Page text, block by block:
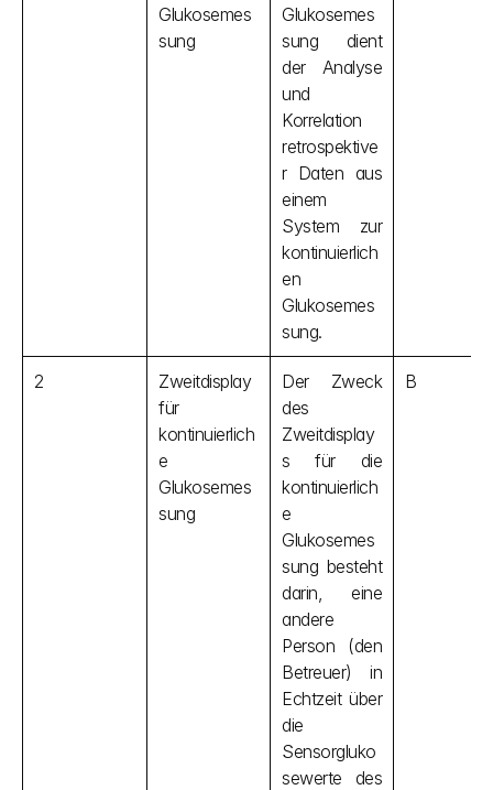
Glukosemes
sung
Glukosemes
sung dient
der Analyse
und
Korrelation
retrospektive
r Daten aus
einem
System zur
kontinuierlich
en
Glukosemes
sung.
2
Zweitdisplay
für
kontinuierlich
e
Glukosemes
sung
Der Zweck
des
Zweitdisplay
s für die
kontinuierlich
e
Glukosemes
sung besteht
darin, eine
andere
Person (den
Betreuer) in
Echtzeit über
die
Sensorgluko
sewerte des
B